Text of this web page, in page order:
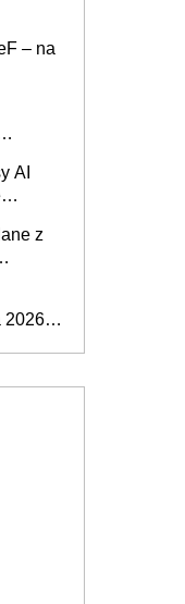
– na
AI
z
2026